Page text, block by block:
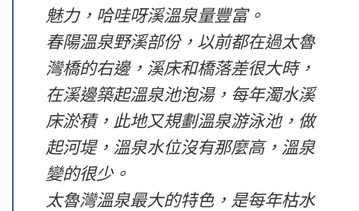
魅力，哈哇呀溪溫泉量豐富。
春陽溫泉野溪部份，以前都在過太魯
灣橋的右邊，溪床和橋落差很大時，
在溪邊築起溫泉池泡湯，每年濁水溪
床淤積，此地又規劃溫泉游泳池，做
起河堤，溫泉水位沒有那麼高，溫泉
變的很少。
太魯灣溫泉最大的特色，是每年枯水